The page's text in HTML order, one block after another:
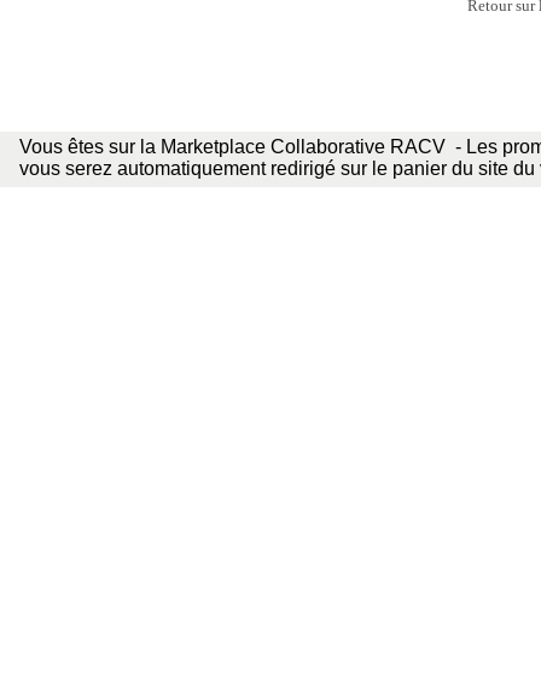
Retour sur
Vous êtes sur la Marketplace Collaborative RACV - Les
vous serez automatiquement redirigé sur le panier du site